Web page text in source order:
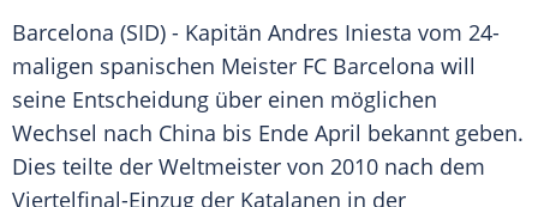
Barcelona (SID) - Kapitän Andres Iniesta vom 24-
maligen spanischen Meister FC Barcelona will
seine Entscheidung über einen möglichen
Wechsel nach China bis Ende April bekannt geben.
Dies teilte der Weltmeister von 2010 nach dem
Viertelfinal-Einzug der Katalanen in der